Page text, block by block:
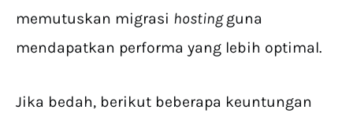
memutuskan migrasi hostingguna
mendapatkan performa yang lebih optimal.
Jika bedah, berikut beberapa keuntungan